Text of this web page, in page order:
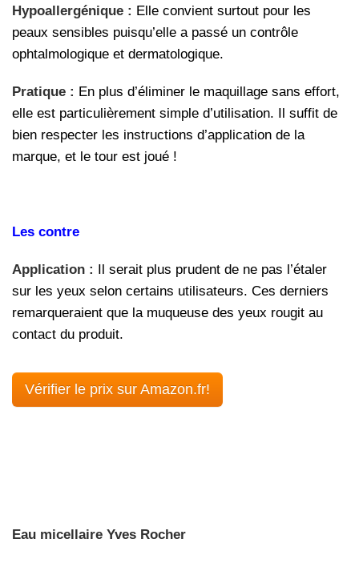
Hypoallergénique : Elle convient surtout pour les
peaux sensibles puisqu’elle a passé un contrôle
ophtalmologique et dermatologique.
Pratique : En plus d’éliminer le maquillage sans effort,
elle est particulièrement simple d’utilisation. Il suffit de
bien respecter les instructions d’application de la
marque, et le tour est joué !
Les contre
Application : Il serait plus prudent de ne pas l’étaler
sur les yeux selon certains utilisateurs. Ces derniers
remarqueraient que la muqueuse des yeux rougit au
contact du produit.
Vérifier le prix sur Amazon.fr!
Eau micellaire Yves Rocher